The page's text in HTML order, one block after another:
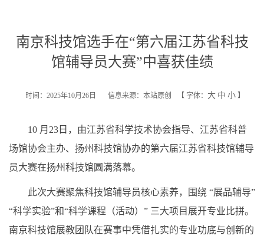
南京科技馆选手在“第六届江苏省科技
馆辅导员大赛”中喜获佳绩
时间：2025年10月26日 信息来源：本站原创 【 字体： 大 中 小 】
10 月23日，由江苏省科学技术协会指导、江苏省科普
场馆协会主办、扬州科技馆协办的第六届江苏省科技馆辅导
员大赛在扬州科技馆圆满落幕。
此次大赛聚焦科技馆辅导员核心素养，围绕 “展品辅导”
“科学实验”和“科学课程（活动）” 三大项目展开专业比拼。
南京科技馆展教团队在赛事中凭借扎实的专业功底与创新的